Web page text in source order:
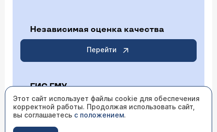
Независимая оценка качества
Перейти
ГИС ГМУ
Перейти
Этот сайт использует файлы cookie для обеспечения
корректной работы. Продолжая использовать сайт,
вы соглашаетесь с положением.